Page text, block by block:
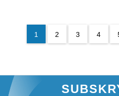
1 2 3 4